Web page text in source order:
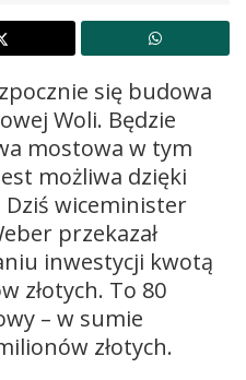
się budowa
Woli. Będzie
mostowa w tym
możliwa dzięki
wiceminister
przekazał
inwestycji kwotą
złotych. To 80
– w sumie
złotych.